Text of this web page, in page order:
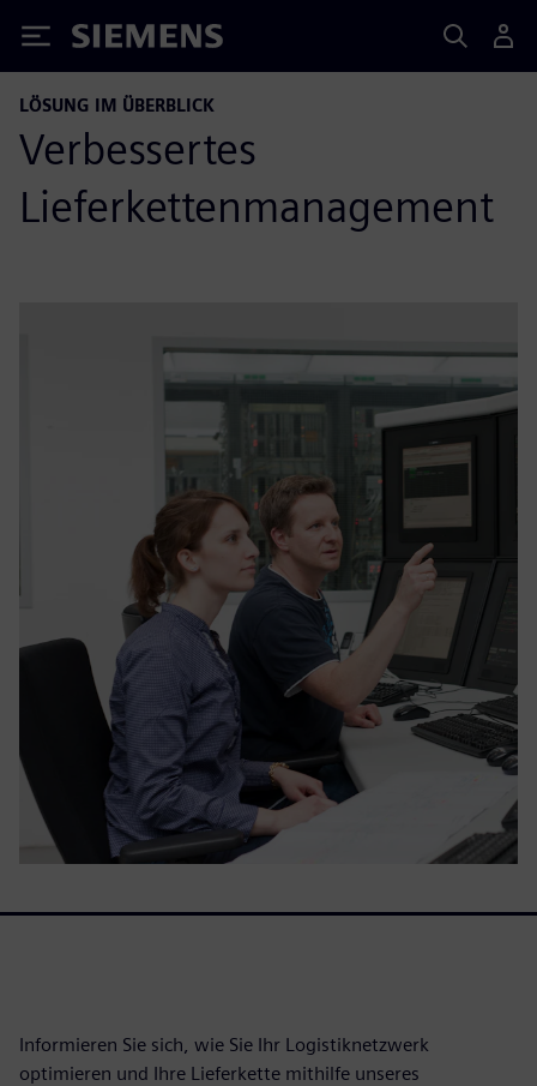
Siemens
LÖSUNG IM ÜBERBLICK
Verbessertes
Lieferkettenmanagement
Informieren Sie sich, wie Sie Ihr Logistiknetzwerk
optimieren und Ihre Lieferkette mithilfe unseres